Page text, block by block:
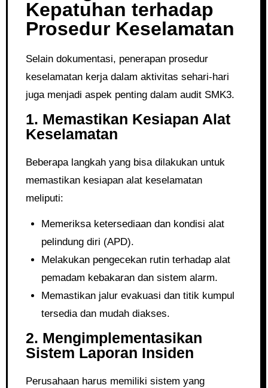
Kepatuhan terhadap
Prosedur Keselamatan
Selain dokumentasi, penerapan prosedur
keselamatan kerja dalam aktivitas sehari-hari
juga menjadi aspek penting dalam audit SMK3.
1. Memastikan Kesiapan Alat
Keselamatan
Beberapa langkah yang bisa dilakukan untuk
memastikan kesiapan alat keselamatan
meliputi:
Memeriksa ketersediaan dan kondisi alat
pelindung diri (APD).
Melakukan pengecekan rutin terhadap alat
pemadam kebakaran dan sistem alarm.
Memastikan jalur evakuasi dan titik kumpul
tersedia dan mudah diakses.
2. Mengimplementasikan
Sistem Laporan Insiden
Perusahaan harus memiliki sistem yang